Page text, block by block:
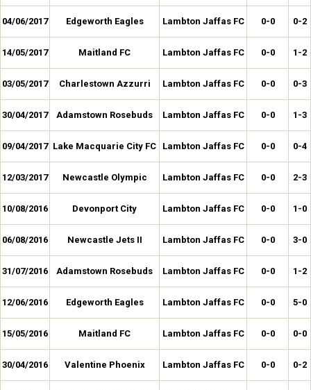
04/06/2017 Edgeworth Eagles Lambton Jaffas FC 0-0 0-2
14/05/2017 Maitland FC Lambton Jaffas FC 0-0 1-2
03/05/2017 Charlestown Azzurri Lambton Jaffas FC 0-0 0-3
30/04/2017 Adamstown Rosebuds Lambton Jaffas FC 0-0 1-3
09/04/2017 Lake Macquarie City FC Lambton Jaffas FC 0-0 0-4
12/03/2017 Newcastle Olympic Lambton Jaffas FC 0-0 2-3
10/08/2016 Devonport City Lambton Jaffas FC 0-0 1-0
06/08/2016 Newcastle Jets II Lambton Jaffas FC 0-0 3-0
31/07/2016 Adamstown Rosebuds Lambton Jaffas FC 0-0 1-2
12/06/2016 Edgeworth Eagles Lambton Jaffas FC 0-0 5-0
15/05/2016 Maitland FC Lambton Jaffas FC 0-0 0-0
30/04/2016 Valentine Phoenix Lambton Jaffas FC 0-0 0-2